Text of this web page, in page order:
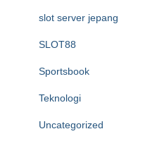
slot server jepang
SLOT88
Sportsbook
Teknologi
Uncategorized